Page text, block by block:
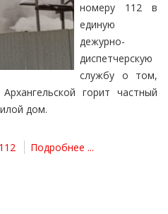
номеру 112 в
единую
дежурно-
диспетчерскую
службу о том,
горит частный
дом.
Подробнее ...